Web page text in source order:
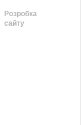
Розробка
сайту